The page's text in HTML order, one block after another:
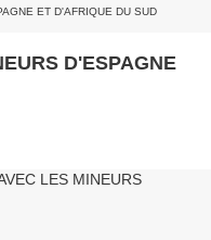
ET D'AFRIQUE DU SUD
D'ESPAGNE